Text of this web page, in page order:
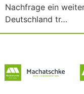
Nachfrage ein
Deutschland tr…